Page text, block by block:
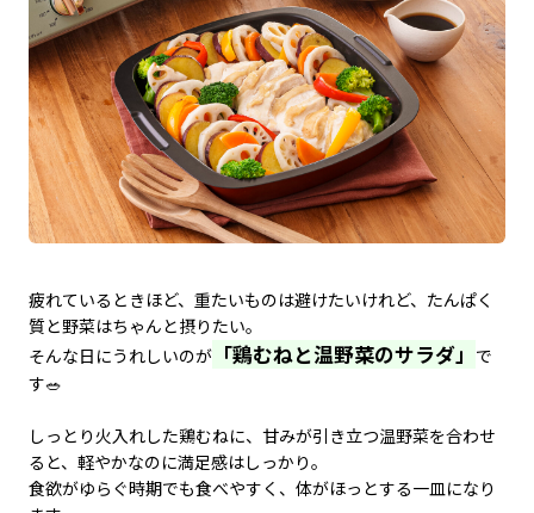
疲れているときほど、重たいものは避けたいけれど、たんぱく
質と野菜はちゃんと摂りたい。
そんな日にうれしいのが「鶏むねと温野菜のサラダ」 で
す🥗
しっとり火入れした鶏むねに、甘みが引き立つ温野菜を合わせ
ると、軽やかなのに満足感はしっかり。
食欲がゆらぐ時期でも食べやすく、体がほっとする一皿になり